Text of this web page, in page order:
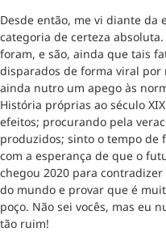
Desde então, me vi diante da
categoria de certeza
foram, e são, ainda que tais
disparados de forma viral por
ainda nutro um apego às
História próprias ao século
efeitos; procurando pela
produzidos; sinto o tempo de
com a esperança de que o
chegou 2020 para
do mundo e provar que é
poço. Não sei vocês, mas eu
tão ruim!